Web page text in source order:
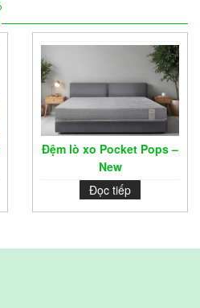
Đệm lò xo Pocket Pops –
New
Đọc tiếp